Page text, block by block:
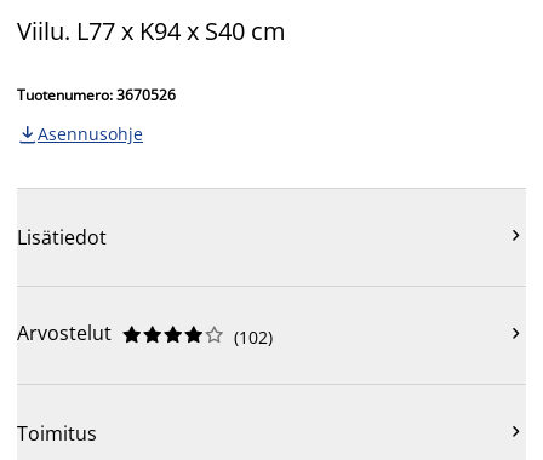
Viilu. L77 x K94 x S40 cm
Tuotenumero: 3670526
 Asennusohje
Lisätiedot 
Arvostelut 




 (102) 
Toimitus 